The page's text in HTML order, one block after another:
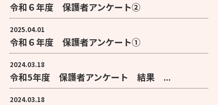
令和６年度 保護者アンケート②
2025.04.01
令和６年度 保護者アンケート①
2024.03.18
令和5年度 保護者アンケート 結果 ...
2024.03.18